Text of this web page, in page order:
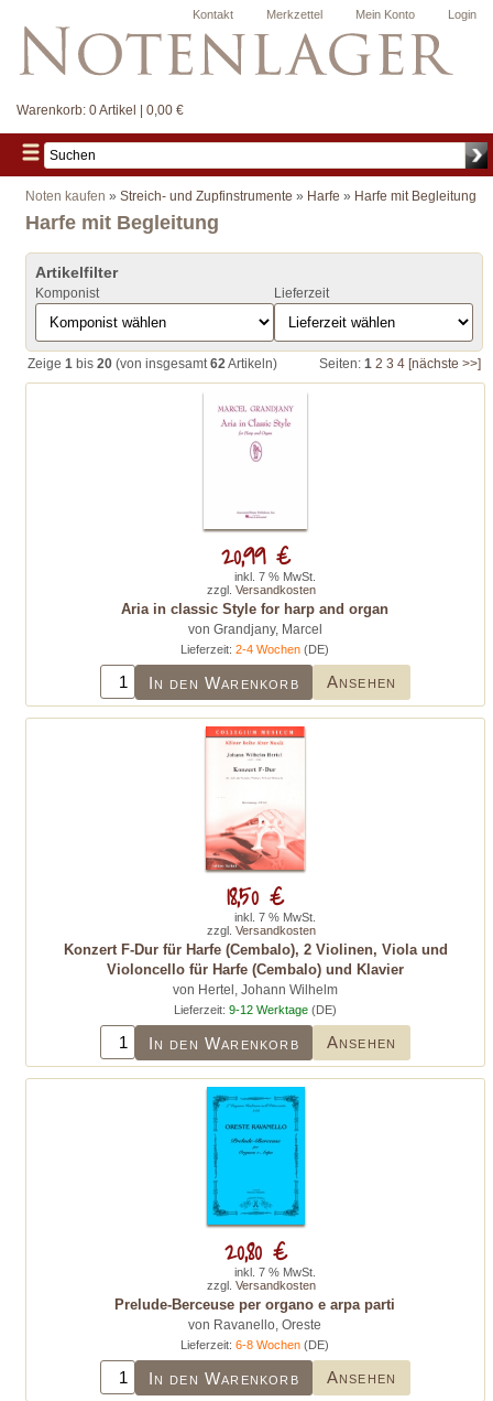
Login
Mein Konto
Merkzettel
Kontakt
Warenkorb: 0 Artikel | 0,00 €
Noten kaufen » Streich- und Zupfinstrumente » Harfe » Harfe mit Begleitung
Harfe mit Begleitung
Artikelfilter
Komponist Lieferzeit
Zeige 1 bis 20 (von insgesamt62Artikeln) Seiten: 1 2 3 4 [nächste >>]
Aria in classic Style for harp and organ
von Grandjany, Marcel
Lieferzeit:2-4 Wochen (DE)
In den Warenkorb Ansehen
20,99 €
inkl. 7 % MwSt.
zzgl. Versandkosten
Konzert F-Dur für Harfe (Cembalo), 2 Violinen, Viola und
Violoncello für Harfe (Cembalo) und Klavier
von Hertel, Johann Wilhelm
Lieferzeit: 9-12 Werktage (DE)
In den Warenkorb Ansehen
18,50 €
inkl. 7 % MwSt.
zzgl. Versandkosten
Prelude-Berceuse per organo e arpa parti
von Ravanello, Oreste
Lieferzeit:6-8 Wochen (DE)
In den Warenkorb Ansehen
20,80 €
inkl. 7 % MwSt.
zzgl. Versandkosten